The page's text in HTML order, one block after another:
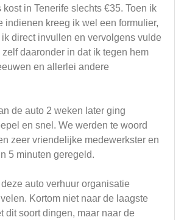
kost in Tenerife slechts €35. Toen ik
indienen kreeg ik wel een formulier,
ik direct invullen en vervolgens vulde
daaronder in dat ik tegen hem
en allerlei andere
de auto 2 weken later ging
en snel. We werden te woord
zeer vriendelijke medewerkster en
5 minuten geregeld.
auto verhuur organisatie
Kortom niet naar de laagste
dit soort dingen, maar naar de